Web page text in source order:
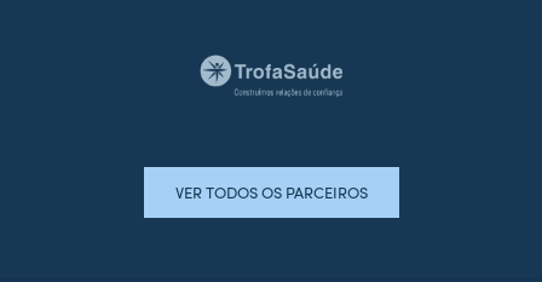
VER TODOS OS PARCEIROS